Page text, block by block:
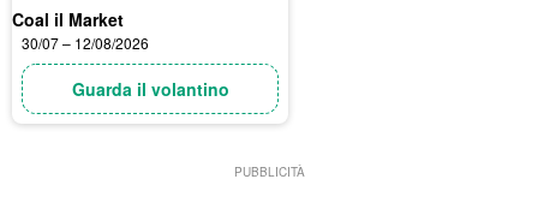
Coal il Market
30/07 – 12/08/2026
Guarda il volantino
PUBBLICITÀ